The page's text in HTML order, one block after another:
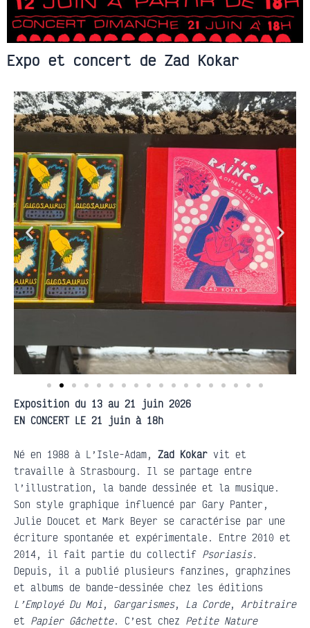
Expo et concert de Zad Kokar
Exposition du 13 au 21 juin 2026
EN CONCERT LE 21 juin à 18h
Né en 1988 à L’Isle-Adam, Zad Kokar vit et
travaille à Strasbourg. Il se partage entre
l’illustration, la bande dessinée et la musique.
Son style graphique influencé par Gary Panter,
Julie Doucet et Mark Beyer se caractérise par une
écriture spontanée et expérimentale. Entre 2010 et
2014, il fait partie du collectif Psoriasis.
Depuis, il a publié plusieurs fanzines, graphzines
et albums de bande-dessinée chez les éditions
L’Employé Du Moi, Gargarismes, La Corde, Arbitraire
et Papier Gâchette. C’est chez Petite Nature